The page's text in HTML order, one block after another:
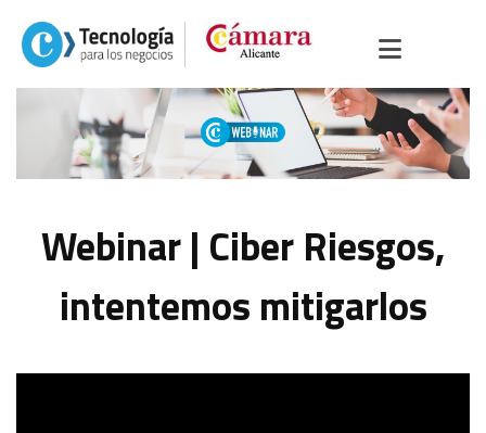
Webinar | Ciber Riesgos,
intentemos mitigarlos